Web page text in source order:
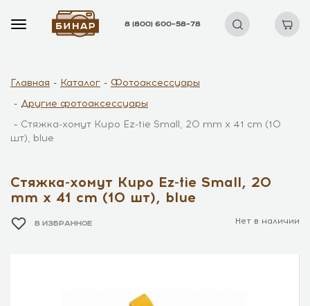
8 (800) 600–58–78
Главная Каталог
Фотоаксессуары
Другие фотоаксессуары
Стяжка-хомут Kupo Ez-tie Small, 20 mm x 41 cm (10
шт), blue
Стяжка-хомут Kupo Ez-tie Small, 20
mm x 41 cm (10 шт), blue
В ИЗБРАННОЕ Нет в наличии